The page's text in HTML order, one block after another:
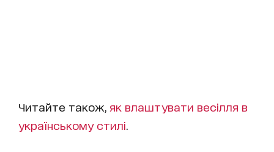
Читайте також, як влаштувати весілля в
українському стилі